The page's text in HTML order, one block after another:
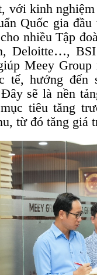
với kinh nghiệm
Quốc gia
nhiều Tập
Deloitte…,
Meey
tế, hướng đến
sẽ là nền
tiêu tăng
từ đó tăng giá